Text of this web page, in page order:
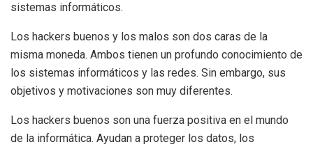
sistemas informáticos.
Los hackers buenos y los malos son dos caras de la
misma moneda. Ambos tienen un profundo conocimiento de
los sistemas informáticos y las redes. Sin embargo, sus
objetivos y motivaciones son muy diferentes.
Los hackers buenos son una fuerza positiva en el mundo
de la informática. Ayudan a proteger los datos, los